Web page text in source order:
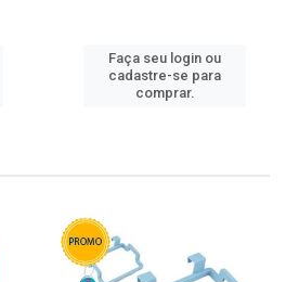
Faça seu login ou
cadastre-se para
comprar.